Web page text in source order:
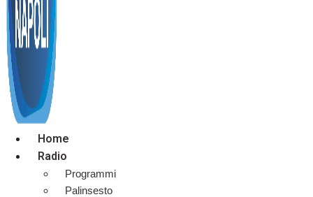
Home
Radio
Programmi
Palinsesto